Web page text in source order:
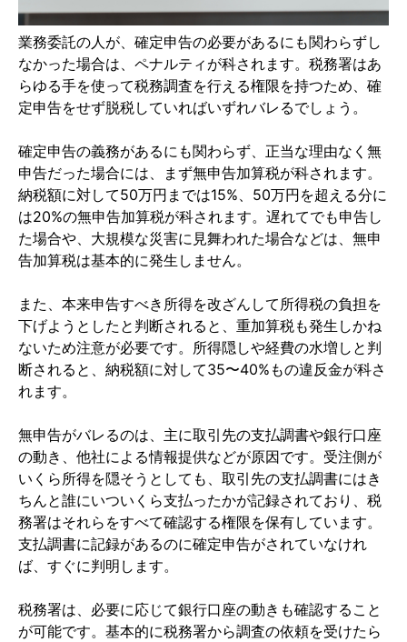
業務委託の人が、確定申告の必要があるにも関わらずし
なかった場合は、ペナルティが科されます。税務署はあ
らゆる手を使って税務調査を行える権限を持つため、確
定申告をせず脱税していればいずれバレるでしょう。
確定申告の義務があるにも関わらず、正当な理由なく無
申告だった場合には、まず無申告加算税が科されます。
納税額に対して50万円までは15%、50万円を超える分に
は20%の無申告加算税が科されます。遅れてでも申告し
た場合や、大規模な災害に見舞われた場合などは、無申
告加算税は基本的に発生しません。
また、本来申告すべき所得を改ざんして所得税の負担を
下げようとしたと判断されると、重加算税も発生しかね
ないため注意が必要です。所得隠しや経費の水増しと判
断されると、納税額に対して35〜40%もの違反金が科さ
れます。
無申告がバレるのは、主に取引先の支払調書や銀行口座
の動き、他社による情報提供などが原因です。受注側が
いくら所得を隠そうとしても、取引先の支払調書にはき
ちんと誰にいついくら支払ったかが記録されており、税
務署はそれらをすべて確認する権限を保有しています。
支払調書に記録があるのに確定申告がされていなけれ
ば、すぐに判明します。
税務署は、必要に応じて銀行口座の動きも確認すること
が可能です。基本的に税務署から調査の依頼を受けたら